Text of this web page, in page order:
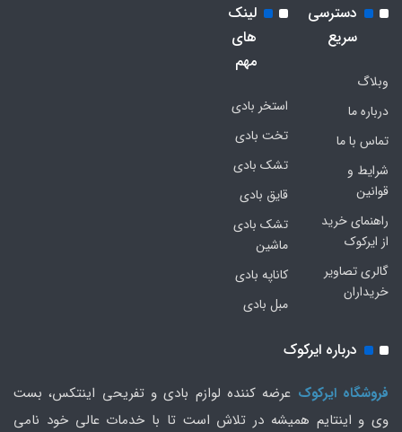
دسترسی
سریع
وبلاگ
درباره ما
تماس با ما
شرایط و
قوانین
راهنمای خرید
از ایرکوک
گالری تصاویر
خریداران
لینک
های
مهم
استخر بادی
تخت بادی
تشک بادی
قایق بادی
تشک بادی
ماشین
کاناپه بادی
مبل بادی
درباره ایرکوک
فروشگاه ایرکوک عرضه کننده لوازم بادی و تفریحی اینتکس، بست
وی و اینتایم همیشه در تلاش است تا با خدمات عالی خود نامی